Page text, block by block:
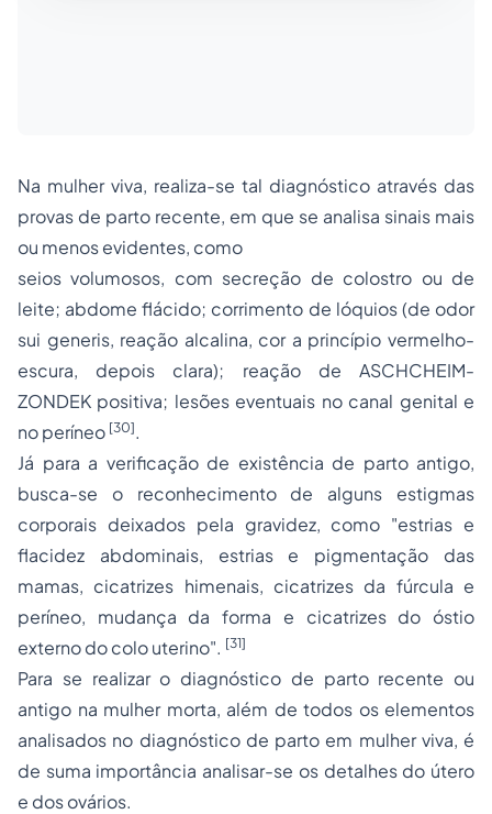
Na mulher viva, realiza-se tal diagnóstico através das
provas de parto recente, em que se analisa sinais mais
ou menos evidentes, como
seios volumosos, com secreção de colostro ou de
leite; abdome flácido; corrimento de lóquios (de odor
sui generis, reação alcalina, cor a princípio vermelho-
escura, depois clara); reação de ASCHCHEIM-
ZONDEK positiva; lesões eventuais no canal genital e
no períneo [30].
Já para a verificação de existência de parto antigo,
busca-se o reconhecimento de alguns estigmas
corporais deixados pela gravidez, como "estrias e
flacidez abdominais, estrias e pigmentação das
mamas, cicatrizes himenais, cicatrizes da fúrcula e
períneo, mudança da forma e cicatrizes do óstio
externo do colo uterino". [31]
Para se realizar o diagnóstico de parto recente ou
antigo na mulher morta, além de todos os elementos
analisados no diagnóstico de parto em mulher viva, é
de suma importância analisar-se os detalhes do útero
e dos ovários.